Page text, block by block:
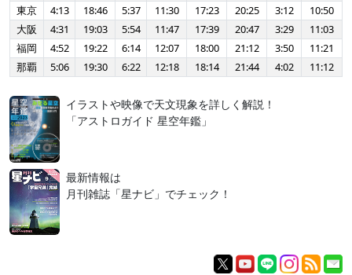
東京
4:13 18:46 5:37 11:30 17:23 20:25 3:12
10:50
大阪
4:31 19:03 5:54 11:47 17:39 20:47 3:29
11:03
福岡
4:52 19:22 6:14 12:07 18:00 21:12 3:50
11:21
那覇
5:06 19:30 6:22 12:18 18:14 21:44 4:02 11:12
イラストや映像で天文現象を詳しく解説！
「アストロガイド 星空年鑑」
最新情報は
月刊雑誌「星ナビ」でチェック！